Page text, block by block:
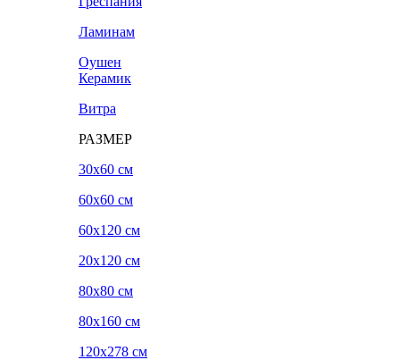
Ламинам
Оушен
Керамик
Витра
РАЗМЕР
30x60 см
60x60 см
60x120 см
20х120 см
80x80 см
80x160 см
120х278 см